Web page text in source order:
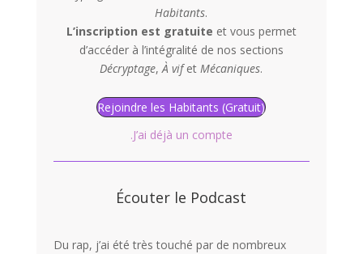
Habitants.
L’inscription est gratuite et vous permet
d’accéder à l’intégralité de nos sections
Décryptage,À vifetMécaniques.
Rejoindre les Habitants (Gratuit)
.J’ai déjà un compte
Écouter le Podcast
Du rap, j’ai été très touché par de nombreux